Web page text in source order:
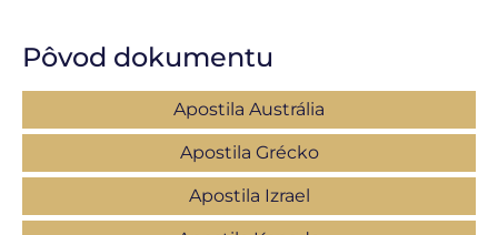
Pôvod dokumentu
Apostila Austrália
Apostila Grécko
Apostila Izrael